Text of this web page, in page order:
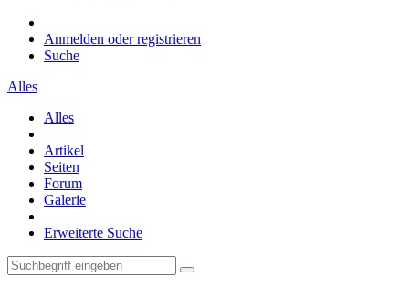
Anmelden oder registrieren
Suche
Alles
Alles
Artikel
Seiten
Forum
Galerie
Erweiterte Suche